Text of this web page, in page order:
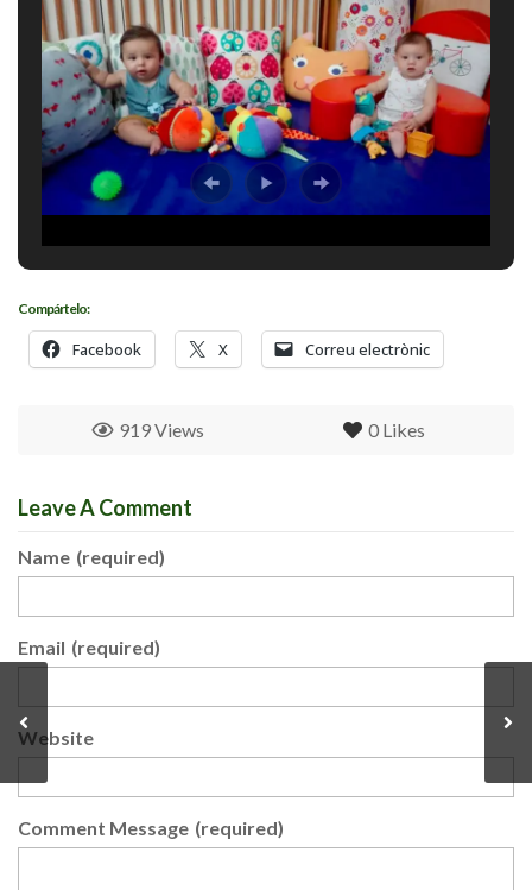
Compártelo:
Facebook X Correu electrònic
0 Likes
919 Views
Leave A Comment
Name (required)
Email (required)
Website
Comment Message (required)